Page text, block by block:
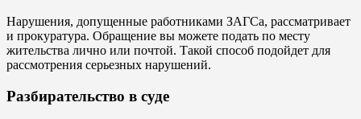
Нарушения, допущенные работниками ЗАГСа, рассматривает
и прокуратура. Обращение вы можете подать по месту
жительства лично или почтой. Такой способ подойдет для
рассмотрения серьезных нарушений.
Разбирательство в суде